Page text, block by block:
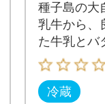
種子島の大
乳牛から、
た牛乳とバ
賞味くださ
冷蔵